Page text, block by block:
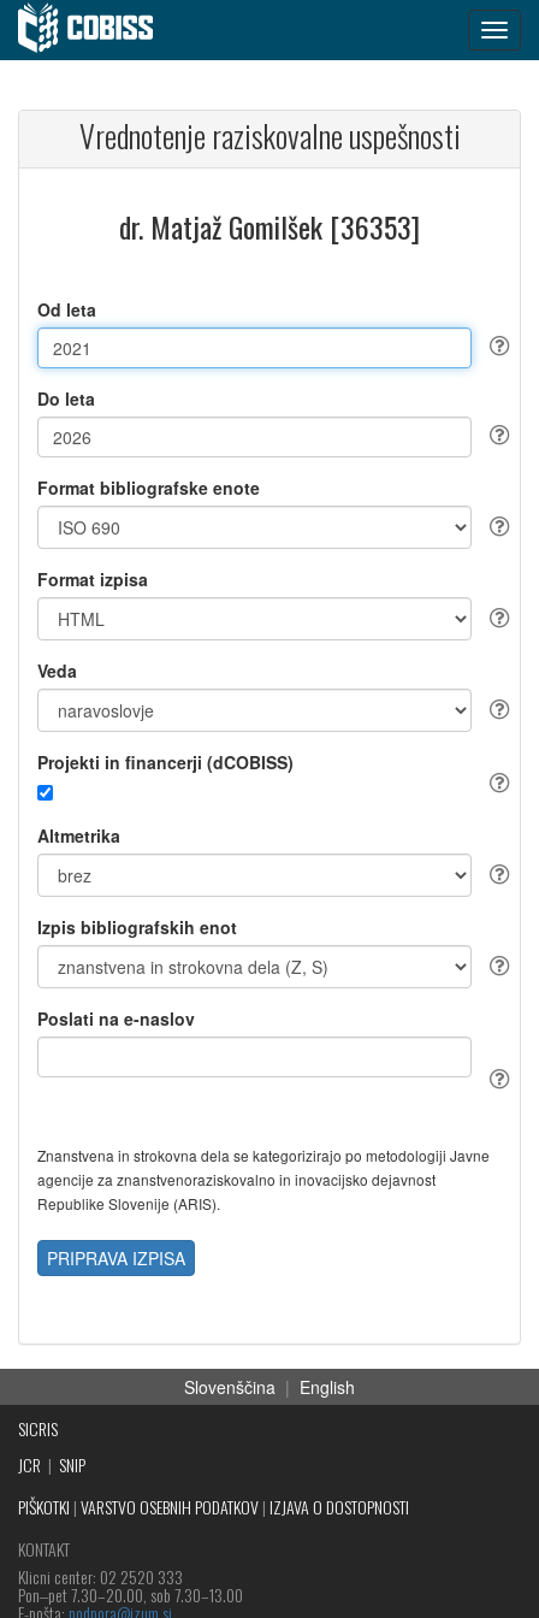
Vrednotenje raziskovalne uspešnosti
dr. Matjaž Gomilšek [36353]
Od leta
Do leta
Format bibliografske enote
Format izpisa
Veda
Projekti in financerji (dCOBISS)
Altmetrika
Izpis bibliografskih enot
Poslati na e-naslov
Znanstvena in strokovna dela se kategorizirajo po metodologiji Javne
agencije za znanstvenoraziskovalno in inovacijsko dejavnost
Republike Slovenije (ARIS).
PRIPRAVA IZPISA
Slovenščina | English
SICRIS
JCR | SNIP
PIŠKOTKI |VARSTVO OSEBNIH PODATKOV| IZJAVA O DOSTOPNOSTI
KONTAKT
Klicni center: 02 2520 333
Pon‒pet 7.30–20.00, sob 7.30–13.00
E-pošta: podpora@izum.si